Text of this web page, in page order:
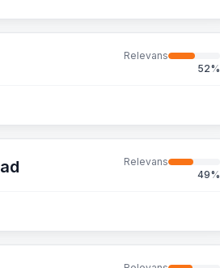
Relevans
52%
Relevans
49%